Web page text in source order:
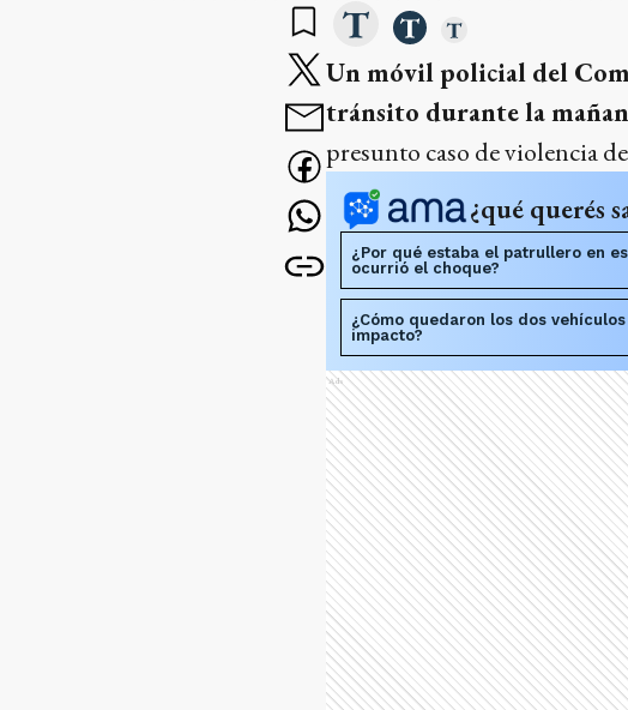
Un móvil policial del
tránsito durante la
presunto caso de violencia
¿qué querés
¿Por qué estaba el patrullero en
ocurrió el choque?
¿Cómo quedaron los dos
impacto?
Ads